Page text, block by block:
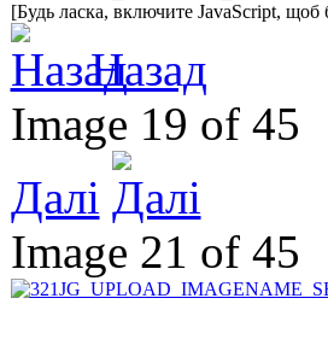
[Будь ласка, включите JavaScript, щоб
Назад
Image 19 of 45
Далі
Image 21 of 45